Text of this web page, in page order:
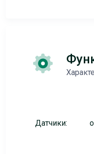
Датчики: